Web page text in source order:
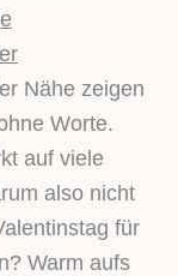
Nähe zeigen
Worte.
auf viele
also nicht
für
Warm aufs